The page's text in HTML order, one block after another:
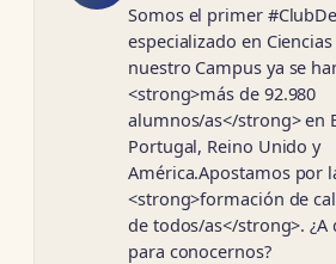
Somos el primer
especializado en
nuestro Campus ya se
<strong>más de 92.980
alumnos/as</strong> en
Portugal, Reino Unido y
América.Apostamos por
<strong>formación de
de todos/as</strong>. ¿A
para conocernos?